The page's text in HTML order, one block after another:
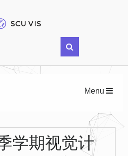
Menu
学期视觉计